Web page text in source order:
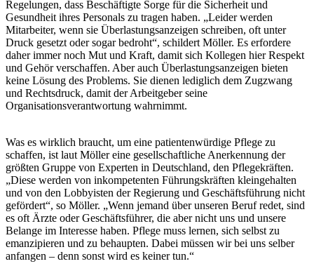
Regelungen, dass Beschäftigte Sorge für die Sicherheit und
Gesundheit ihres Personals zu tragen haben. „Leider werden
Mitarbeiter, wenn sie Überlastungsanzeigen schreiben, oft unter
Druck gesetzt oder sogar bedroht“, schildert Möller. Es erfordere
daher immer noch Mut und Kraft, damit sich Kollegen hier Respekt
und Gehör verschaffen. Aber auch Überlastungsanzeigen bieten
keine Lösung des Problems. Sie dienen lediglich dem Zugzwang
und Rechtsdruck, damit der Arbeitgeber seine
Organisationsverantwortung wahrnimmt.
Was es wirklich braucht, um eine patientenwürdige Pflege zu
schaffen, ist laut Möller eine gesellschaftliche Anerkennung der
größten Gruppe von Experten in Deutschland, den Pflegekräften.
„Diese werden von inkompetenten Führungskräften kleingehalten
und von den Lobbyisten der Regierung und Geschäftsführung nicht
gefördert“, so Möller. „Wenn jemand über unseren Beruf redet, sind
es oft Ärzte oder Geschäftsführer, die aber nicht uns und unsere
Belange im Interesse haben. Pflege muss lernen, sich selbst zu
emanzipieren und zu behaupten. Dabei müssen wir bei uns selber
anfangen – denn sonst wird es keiner tun.“